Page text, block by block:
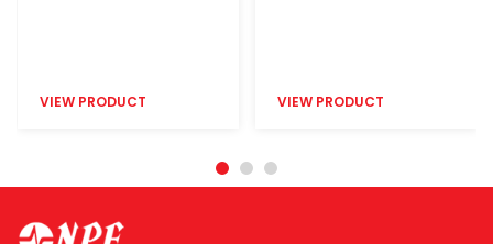
VIEW PRODUCT VIEW PRODUCT